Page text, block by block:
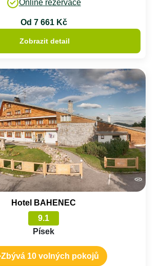
Online rezervace
Od 7 661 Kč
Zobrazit detail
Hotel BAHENEC
9.1
Písek
Zbývá 10 volných pokojů